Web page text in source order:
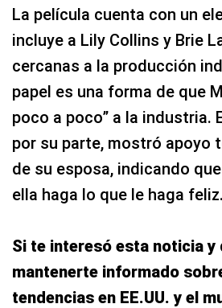
La película cuenta con un
incluye a Lily Collins y Brie
cercanas a la producción
papel es una forma de que
poco a poco” a la industria.
por su parte, mostró apoyo
de su esposa, indicando
ella haga lo que le haga feliz.
Si te interesó esta noticia y
mantenerte informado
tendencias en EE.UU. y el